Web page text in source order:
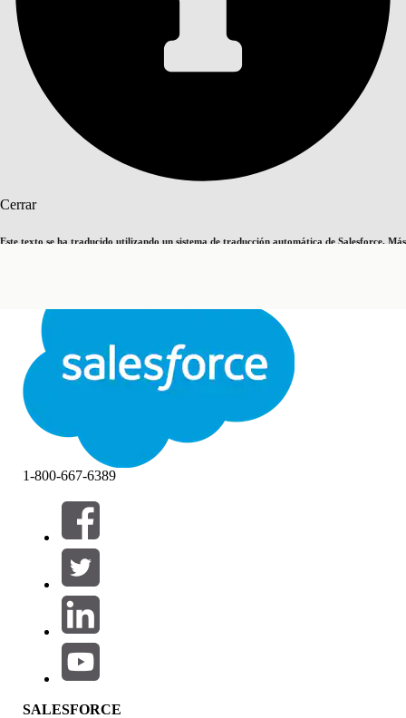
Cerrar
Este texto se ha traducido utilizando un sistema de traducción automática de Salesforce. Más
Cerrar Cerrar
Índice de materias
Buscar
Filtros (0)
SELECCIONAR FILTROS
Área de productos
Repercusión de función
1-800-667-6389
SALESFORCE